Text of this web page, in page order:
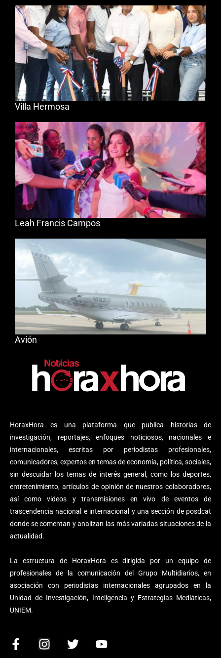
HoraxHora es una plataforma que publica historias de
investigación, reportajes, enfoques noticiosos, nacionales e
internacionales, escritas por periodistas profesionales,
comunicadores, expertos en temas de economía, política, sociales,
sin descuidar los temas de interés general, como los deportes,
entretenimiento, artículos de opinión de nuestros colaboradores,
así como videos y transmisiones en vivo de eventos de
trascendencia nacional e internacional y una sección de posdcat
donde se comentan y analizan las más variadas situaciones de la
actualidad.
La estructura de HoraxHora es dirigida por un equipo de
profesionales de la comunicación del Grupo Multidiarios, en
asociación con periodistas internacionales agrupados en la
Unidad de Investigación, Inteligencia y Estrategias Mediáticas,
UNIEM.
F
I
T
Y
Villa Hermosa
Leah Francis Campos
Avión